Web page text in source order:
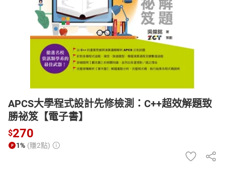
日本購物 電子/紙本書
HOT
APCS大學程式設計先修檢測：C++超效解題致
勝祕笈【電子書】
$270
1% (賺2點)